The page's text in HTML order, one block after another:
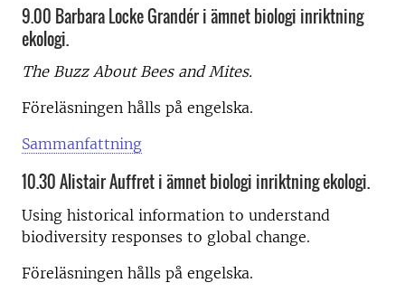
9.00 Barbara Locke Grandér i ämnet biologi inriktning
ekologi.
The Buzz About Bees and Mites.
Föreläsningen hålls på engelska.
Sammanfattning
10.30 Alistair Auffret i ämnet biologi inriktning ekologi.
Using historical information to understand
biodiversity responses to global change.
Föreläsningen hålls på engelska.